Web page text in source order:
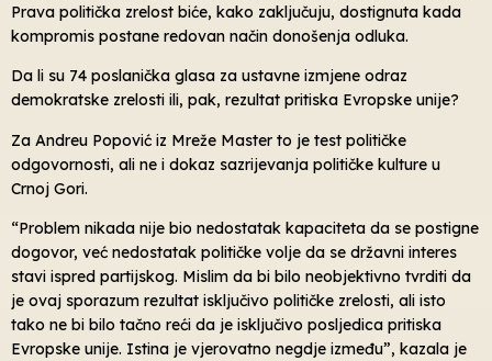
Prava politička zrelost biće, kako zaključuju, dostignuta kada
kompromis postane redovan način donošenja odluka.
Da li su 74 poslanička glasa za ustavne izmjene odraz
demokratske zrelosti ili, pak, rezultat pritiska Evropske unije?
Za Andreu Popović iz Mreže Master to je test političke
odgovornosti, ali ne i dokaz sazrijevanja političke kulture u
Crnoj Gori.
“Problem nikada nije bio nedostatak kapaciteta da se postigne
dogovor, već nedostatak političke volje da se državni interes
stavi ispred partijskog. Mislim da bi bilo neobjektivno tvrditi da
je ovaj sporazum rezultat isključivo političke zrelosti, ali isto
tako ne bi bilo tačno reći da je isključivo posljedica pritiska
Evropske unije. Istina je vjerovatno negdje između”, kazala je